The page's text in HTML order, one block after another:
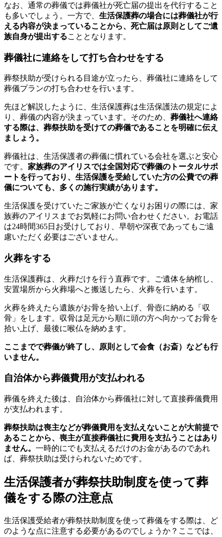
なお、通常の葬儀では葬儀社が死亡届の提出を代行すること
も多いでしょう。一方で、 生活保護葬の場合には葬儀社が行
える内容が決まっていることから、死亡届は原則としてご遺
族自身が提出することとなります。
葬儀社に連絡をして打ち合わせをする
葬祭扶助が受けられる目途が立ったら、葬儀社に連絡をして
葬儀プランの打ち合わせを行います。
先ほど解説したように、生活保護葬は生活保護法の規定によ
り、葬儀の内容が決まっています。そのため、 葬儀社へ連絡
する際は、葬祭扶助を受けての葬儀であることを明確に伝え
ましょう。
葬儀社は、生活保護者の葬儀に慣れている会社を選ぶと安心
です。 家族葬のアイリスでは全国対応で葬儀のトータルサポ
ートを行っており、生活保護を受給していた方の公費での葬
儀についても、多くの施行実績があります。
生活保護を受けていたご家族が亡くなりお困りの際には、家
族葬のアイリスまでお気軽にお問い合わせください。お電話
は24時間365日お受けしており、早朝や深夜であってもご遠
慮いただく必要はございません。
火葬をする
生活保護葬は、火葬だけを行う直葬です。ご遺体を納棺し、
安置場所から火葬場へと搬送したら、火葬を行います。
火葬を終えたら遺族がお骨を拾い上げ、骨壺に納める「収
骨」をします。収骨は足元から順に頭の方へ向かってお骨を
拾い上げ、最後に喉仏を納めます。
ここまでで葬儀が終了し、原則として会食（お斎）なども行
いません。
自治体から葬儀費用が支払われる
葬儀を終えた後は、自治体から葬儀社に対して直接葬儀費用
が支払われます。
葬祭扶助は喪主などが葬儀費用を支払えないことが大前提で
あることから、喪主が直接葬儀社に費用を支払うことはあり
ません。 一時的にでも支払えるだけのお金があるのであれ
ば、葬祭扶助は受けられないためです。
生活保護者が葬祭扶助制度を使って葬
儀をする際の注意点
生活保護受給者が葬祭扶助制度を使って葬儀をする際は、ど
のような点に注意する必要があるのでしょうか？ここでは、